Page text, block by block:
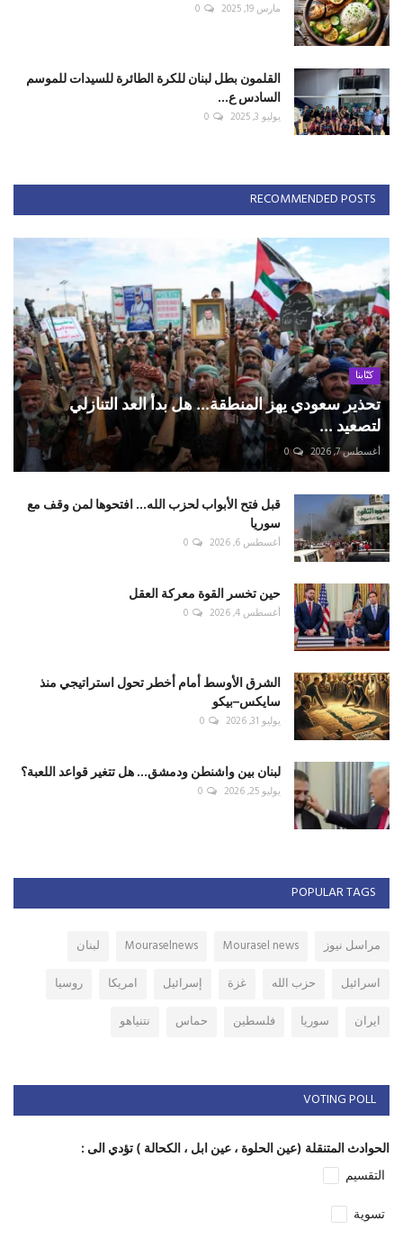
مارس 19, 2025 0
القلمون بطل لبنان للكرة الطائرة للسيدات للموسم
السادس ع...
يوليو 3, 2025 0
RECOMMENDED POSTS
كتّابنا
تحذير سعودي يهز المنطقة... هل بدأ العد التنازلي
لتصعيد ...
أغسطس 7, 2026 0
قبل فتح الأبواب لحزب الله... افتحوها لمن وقف مع
سوريا
أغسطس 6, 2026 0
حين تخسر القوة معركة العقل
أغسطس 4, 2026 0
الشرق الأوسط أمام أخطر تحول استراتيجي منذ
سايكس–بيكو
يوليو 31, 2026 0
لبنان بين واشنطن ودمشق... هل تتغير قواعد اللعبة؟
يوليو 25, 2026 0
POPULAR TAGS
مراسل نيوز Mourasel news
Mouraselnews
لبنان
اسرائيل
حزب الله غزة إسرائيل امريكا
روسيا
ايران
سوريا فلسطين حماس نتنياهو
VOTING POLL
الحوادث المتنقلة (عين الحلوة ، عين ابل ، الكحالة ) تؤدي الى :
التقسيم
تسوية